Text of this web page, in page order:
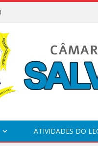
ATIVIDADES DO